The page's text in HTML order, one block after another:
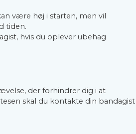
være høj i starten, men vil
tiden.
hvis du oplever ubehag
der forhindrer dig i at
skal du kontakte din bandagist